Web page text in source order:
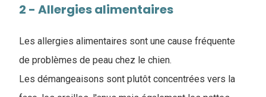
2 - Allergies alimentaires
Les allergies alimentaires sont une cause fréquente
de problèmes de peau chez le chien.
Les démangeaisons sont plutôt concentrées vers la